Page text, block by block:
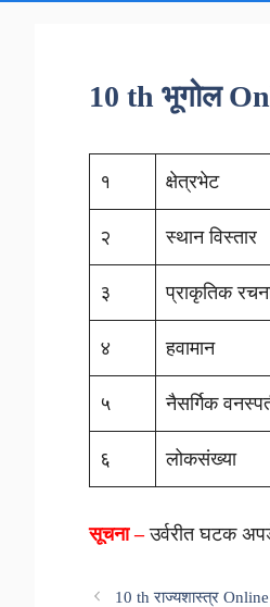
10 th भूगोल
१ क्षेत्रभेट
२ स्थान विस्तार
३ प्राकृतिक
४ हवामान
५ नैसर्गिक
६ लोकसंख्या
सूचना –उर्वरीत घटक
10 th राज्यशास्त्र